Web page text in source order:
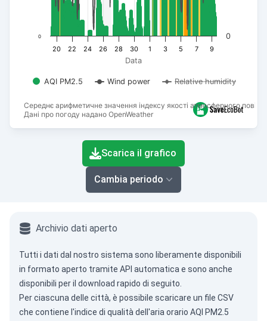
Середнє арифметичне значення індексу якості атмосферного
Дані про погоду надано OpenWeather
Data
AQI PM2.5 Wind power Relative humidity
20 22 24 26 28 30 1 3 5 7 9
0 0
End of interactive chart.
Scarica il grafico
Cambia periodo
Archivio dati aperto
Tutti i dati dal nostro sistema sono liberamente disponibili
in formato aperto tramite API automatica e sono anche
disponibili per il download rapido di seguito.
Per ciascuna delle città, è possibile scaricare un file CSV
che contiene l'indice di qualità dell'aria orario AQI PM2.5